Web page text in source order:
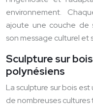
environnement.
ajoute une couche de
son message culturel et
Sculpture sur
polynésiens
La sculpture sur bois
de nombreuses